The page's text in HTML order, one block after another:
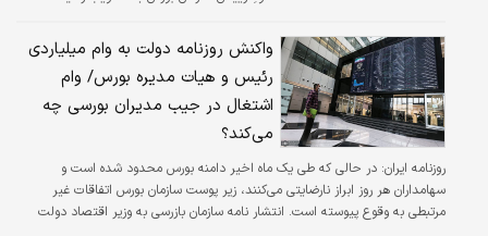
رییس سازمان بورس و اعضای هیات مدیره هشتم
خرداد ماه بود.
واکنش روزنامه دولت به وام میلیاردی
رئیس و هیات مدیره بورس/ وام
اشتغال در جیب مدیران بورسی چه
می‌کند؟
روزنامه ایران: در حالی که طی یک ماه اخیر دامنه بورس محدود شده است و
سهامداران هر روز ابراز نارضایتی می‌کنند، زیر پوست سازمان بورس اتفاقات غیر
مرتبطی به وقوع پیوسته است. انتشار نامه سازمان بازرسی به وزیر اقتصاد دولت